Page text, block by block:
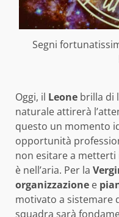
Segni
Oggi, il Leone brilla di
naturale attirerà
questo un momento
opportunità
non esitare a metterti
è nell’aria. Per la
organizzazione e
motivato a sistemare
squadra sarà